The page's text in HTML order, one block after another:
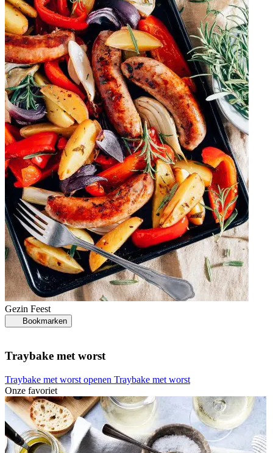
Gezin Feest
Bookmarken
Traybake met worst
Traybake met worst openen Traybake met worst
Onze favoriet